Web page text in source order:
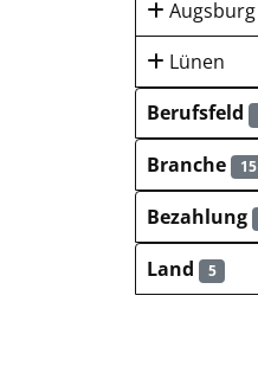
Augsburg
Lünen
Berufsfeld
Branche 15
Bezahlung
Land 5